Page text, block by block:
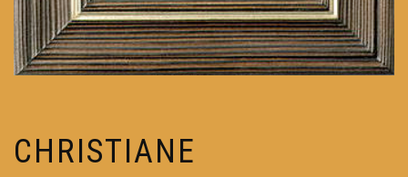
CHRISTIANE